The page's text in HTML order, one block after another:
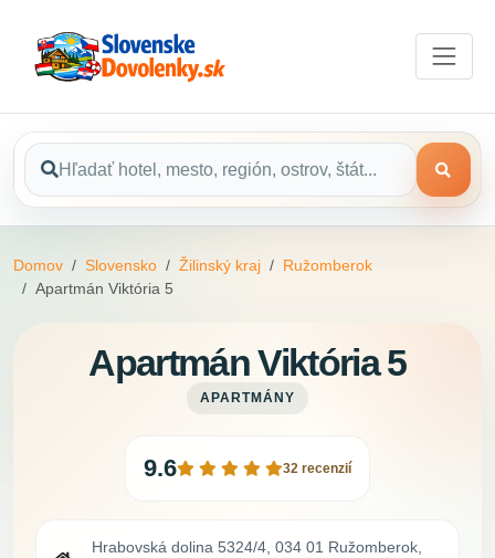
Domov Slovensko Žilinský kraj
Ružomberok
Apartmán Viktória 5
Apartmán Viktória 5
APARTMÁNY
9.6 32 recenzií
Hrabovská dolina 5324/4, 034 01 Ružomberok,